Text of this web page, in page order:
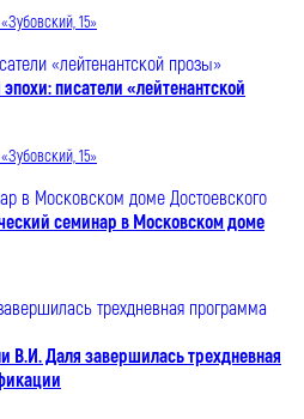
15»
писатели «лейтенантской
15»
семинар в Московском доме
В.И. Даля завершилась трехдневная